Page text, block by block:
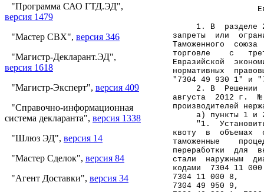
"Программа САО ГТД.ЭД",
версия 1479
"Мастер СВХ", версия 346
"Магистр-Декларант.ЭД",
версия 1618
"Магистр-Эксперт", версия 409
"Справочно-информационная
система декларанта", версия 1338
"Шлюз ЭД", версия 14
"Мастер Сделок", версия 84
"Агент Доставки", версия 34
1. В  разделе
запреты  или
Таможенного  союза
торговле    с
Евразийской
нормативных
"7304 49 930
2. В  Решении
августа  2012 г.  №
а)
"1.
квоту  в  объемах
таможенные
переработки  для
стали  наружным
кодами  7304 11
7304 11 000 8,
7304 49 950 9,